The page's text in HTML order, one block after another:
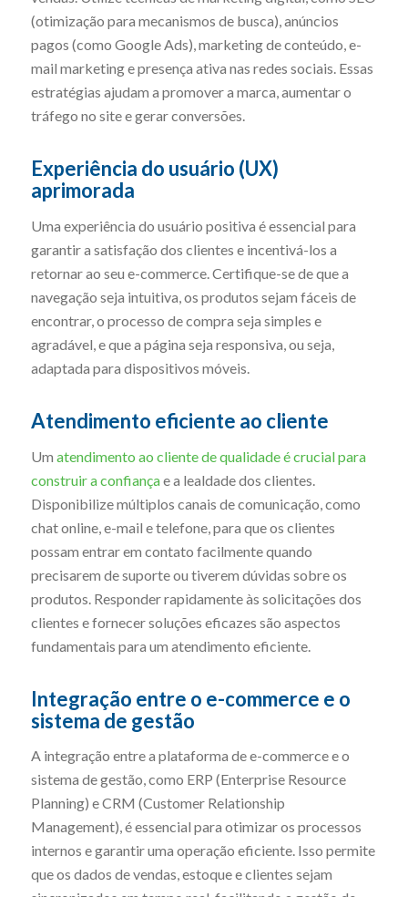
(otimização para mecanismos de busca), anúncios
pagos (como Google Ads), marketing de conteúdo, e-
mail marketing e presença ativa nas redes sociais. Essas
estratégias ajudam a promover a marca, aumentar o
tráfego no site e gerar conversões.
Experiência do usuário (UX)
aprimorada
Uma experiência do usuário positiva é essencial para
garantir a satisfação dos clientes e incentivá-los a
retornar ao seu e-commerce. Certifique-se de que a
navegação seja intuitiva, os produtos sejam fáceis de
encontrar, o processo de compra seja simples e
agradável, e que a página seja responsiva, ou seja,
adaptada para dispositivos móveis.
Atendimento eficiente ao cliente
Um atendimento ao cliente de qualidade é crucial para
construir a confiançae a lealdade dos clientes.
Disponibilize múltiplos canais de comunicação, como
chat online, e-mail e telefone, para que os clientes
possam entrar em contato facilmente quando
precisarem de suporte ou tiverem dúvidas sobre os
produtos. Responder rapidamente às solicitações dos
clientes e fornecer soluções eficazes são aspectos
fundamentais para um atendimento eficiente.
Integração entre o e-commerce e o
sistema de gestão
A integração entre a plataforma de e-commerce e o
sistema de gestão, como ERP (Enterprise Resource
Planning) e CRM (Customer Relationship
Management), é essencial para otimizar os processos
internos e garantir uma operação eficiente. Isso permite
que os dados de vendas, estoque e clientes sejam